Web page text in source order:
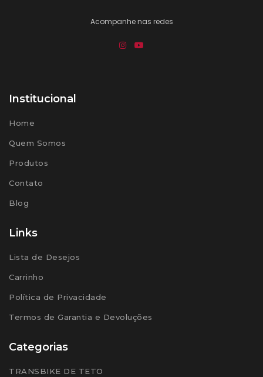
Acompanhe nas redes
Institucional
Home
Quem Somos
Produtos
Contato
Blog
Links
Lista de Desejos
Carrinho
Política de Privacidade
Termos de Garantia e Devoluções
Categorias
TRANSBIKE DE TETO